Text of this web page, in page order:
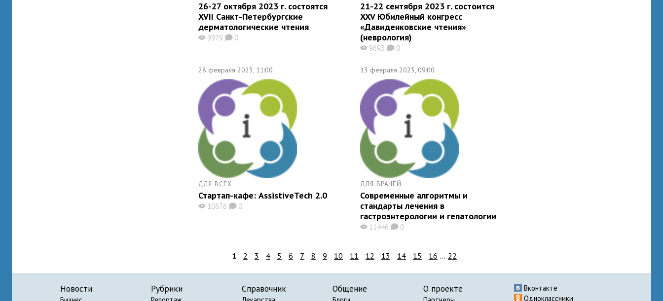
26-27 октября 2023 г. состоятся
XVII Санкт-Петербургские
дерматологические чтения
X9979K0
21-22 сентября 2023 г. состоится
XXV Юбилейный конгресс
«Давиденковские чтения»
(неврология)
X9693 K0
28 февраля 2023, 11:00
ДЛЯ ВСЕХ
Стартап-кафе: AssistiveTech 2.0
X10676K0
13 февраля 2023, 09:00
ДЛЯ ВРАЧЕЙ
Современные алгоритмы и
стандарты лечения в
гастроэнтерологии и гепатологии
X11446 K0
1 2 3 4 5 6 7 8 9 10 11 12 13 14 15 16 ... 22
Новости Рубрики Справочник Общение О проекте
Вконтакте
Одноклассники